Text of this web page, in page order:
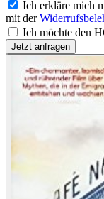
Ich erkläre mich
mit der
Ich möchte den